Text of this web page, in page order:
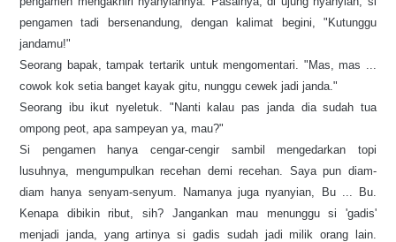
pengamen tadi bersenandung, dengan kalimat begini, "Kutunggu
jandamu!"
Seorang bapak, tampak tertarik untuk mengomentari. "Mas, mas ...
cowok kok setia banget kayak gitu, nunggu cewek jadi janda."
Seorang ibu ikut nyeletuk. "Nanti kalau pas janda dia sudah tua
ompong peot, apa sampeyan ya, mau?"
Si pengamen hanya cengar-cengir sambil mengedarkan topi
lusuhnya, mengumpulkan recehan demi recehan. Saya pun diam-
diam hanya senyam-senyum. Namanya juga nyanyian, Bu ... Bu.
Kenapa dibikin ribut, sih? Jangankan mau menunggu si 'gadis'
menjadi janda, yang artinya si gadis sudah jadi milik orang lain.